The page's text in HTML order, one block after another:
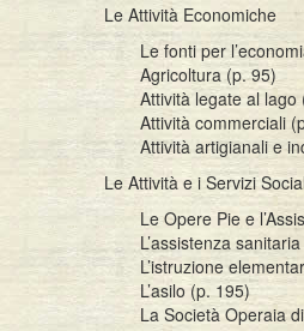
Le Attività Economiche
Le fonti per
Agricoltura (p. 95)
Attività legate al lago
Attività commerciali
Attività artigianali e
Le Attività e i Servizi
Le Opere Pie e
L’assistenza
L’istruzione
L’asilo (p. 195)
La Società Operaia